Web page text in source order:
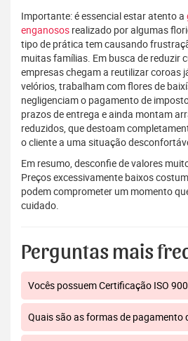
Importante: é essencial estar atento a
enganosos realizado por algumas
tipo de prática tem causando
muitas famílias. Em busca de reduzir
empresas chegam a reutilizar coroas
velórios, trabalham com flores de
negligenciam o pagamento de
prazos de entrega e ainda montam
reduzidos, que destoam
o cliente a uma situação
Em resumo, desconfie de valores
Preços excessivamente baixos
podem comprometer um momento
cuidado.
Perguntas mais
Vocês possuem Certificação ISO
Quais são as formas de pagamento